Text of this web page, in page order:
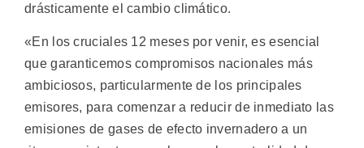
drásticamente el cambio climático.
«En los cruciales 12 meses por venir, es esencial
que garanticemos compromisos nacionales más
ambiciosos, particularmente de los principales
emisores, para comenzar a reducir de inmediato las
emisiones de gases de efecto invernadero a un